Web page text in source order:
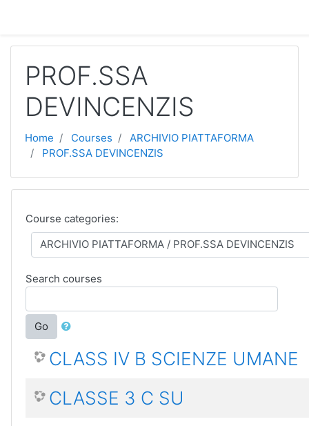
PROF.SSA
DEVINCENZIS
Home Courses
ARCHIVIO PIATTAFORMA
PROF.SSA DEVINCENZIS
Course categories:
Search courses
Go
CLASS IV B SCIENZE UMANE
CLASSE 3 C SU